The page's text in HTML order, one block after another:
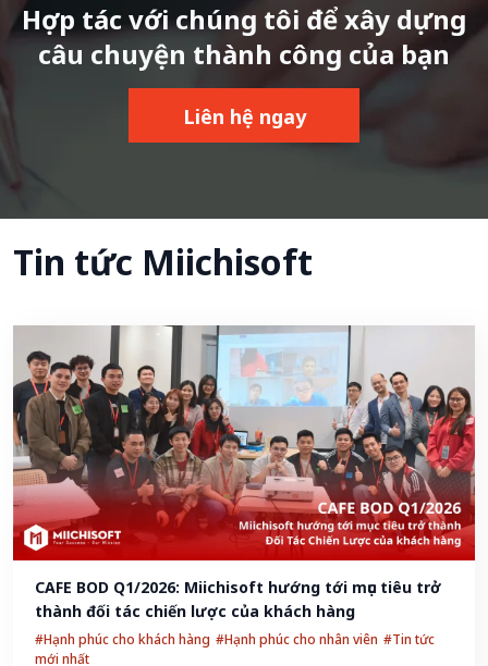
Hợp tác với chúng tôi để xây dựng
câu chuyện thành công của bạn
Liên hệ ngay
Tin tức Miichisoft
CAFE BOD Q1/2026: Miichisoft hướng tới mục tiêu trở
thành đối tác chiến lược của khách hàng
#Hạnh phúc cho khách hàng #Hạnh phúc cho nhân viên #Tin tức
mới nhất